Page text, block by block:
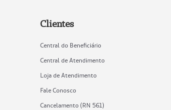
Clientes
Central do Beneficiário
Central de Atendimento
Loja de Atendimento
Fale Conosco
Cancelamento (RN 561)